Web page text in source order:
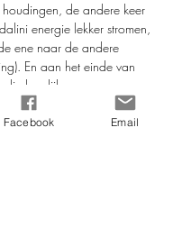
houdingen, de andere keer
energie lekker stromen,
ene naar de andere
En aan het einde van
die heerlijke savasana
niks moeten en ons
Facebook Email